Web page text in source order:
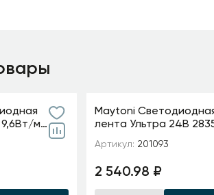
м
Maytoni
лента Ультра 24В
Артикул: 201093
2 540.98 ₽